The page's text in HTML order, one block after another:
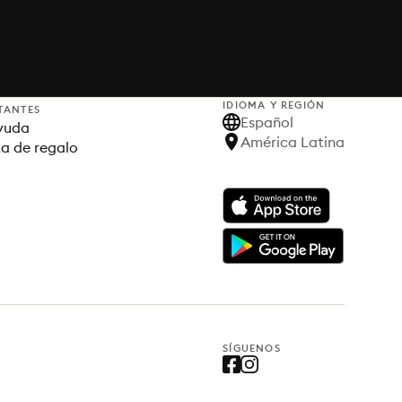
de regalo
IDIOMA Y REGIÓN
Español
América Latina
SÍGUENOS